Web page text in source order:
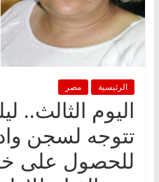
الرئيسية مصر
اليوم الثالث..
تتوجه لسجن
للحصول على